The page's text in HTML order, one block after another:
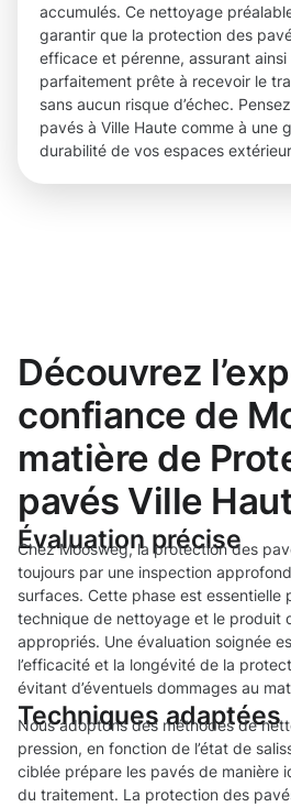
accumulés. Ce nettoyage
garantir que la protection des
efficace et pérenne, assurant
parfaitement prête à recevoir le
sans aucun risque d’échec.
pavés à Ville Haute comme à une
durabilité de vos espaces
Découvrez
confiance de
matière de
pavés Ville
Évaluation précise
Chez Moosweg, la protection des
toujours par une inspection
surfaces. Cette phase est essentielle
technique de nettoyage et le produit
appropriés. Une évaluation soignée
l’efficacité et la longévité de la
évitant d’éventuels dommages au
Techniques adaptées
Nous adoptons des méthodes de
pression, en fonction de l’état de
ciblée prépare les pavés de manière
du traitement. La protection des